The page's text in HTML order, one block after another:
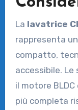
La lavatrice
rappresenta
compatto,
accessibile.
il motore
più completa